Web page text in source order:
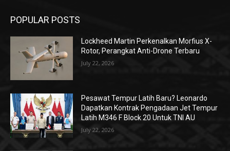
POPULAR POSTS
Lockheed Martin Perkenalkan Morfius X-
Rotor, Perangkat Anti-Drone Terbaru
July 22, 2026
Pesawat Tempur Latih Baru? Leonardo
Dapatkan Kontrak Pengadaan Jet Tempur
Latih M346 F Block 20 Untuk TNI AU
July 22, 2026